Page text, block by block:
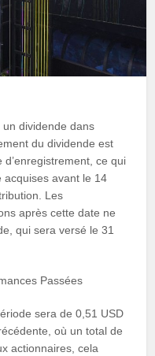
dividende dans
du dividende est
ce qui
acquises avant le 14
Les
après cette date ne
qui sera versé le 31
Passées
sera de 0,51 USD
où un total de
actionnaires, cela